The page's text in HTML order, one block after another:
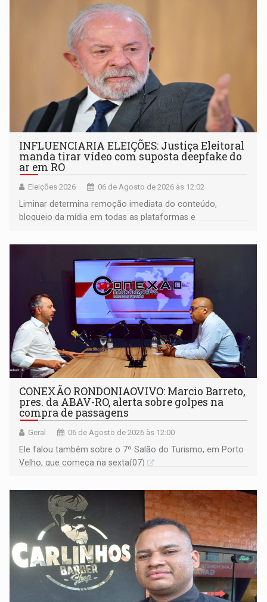
Brasil por Rondônia
INFLUENCIARIA ELEIÇÕES: Justiça Eleitoral
manda tirar vídeo com suposta deepfake do
ar em RO
Eleições 2026 06 de Agosto de 2026 às 12:02
Liminar determina remoção imediata do conteúdo,
bloqueio da mídia em todas as plataformas e
CONEXÃO RONDONIAOVIVO: Marcio Barreto,
pres. da ABAV-RO, alerta sobre golpes na
compra de passagens
Geral 06 de Agosto de 2026 às 12:00
Ele falou também sobre o 7º Salão do Turismo, em Porto
Velho, que começa na sexta(07)